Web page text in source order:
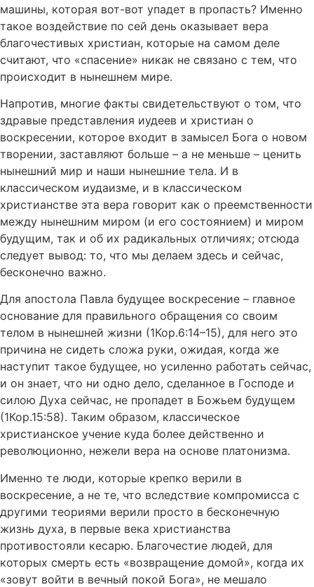
машины, которая вот-вот упадет в пропасть? Именно
такое воздействие по сей день оказывает вера
благочестивых христиан, которые на самом деле
считают, что «спасение» никак не связано с тем, что
происходит в нынешнем мире.
Напротив, многие факты свидетельствуют о том, что
здравые представления иудеев и христиан о
воскресении, которое входит в замысел Бога о новом
творении, заставляют больше – а не меньше – ценить
нынешний мир и наши нынешние тела. И в
классическом иудаизме, и в классическом
христианстве эта вера говорит как о преемственности
между нынешним миром (и его состоянием) и миром
будущим, так и об их радикальных отличиях; отсюда
следует вывод: то, что мы делаем здесь и сейчас,
бесконечно важно.
Для апостола Павла будущее воскресение – главное
основание для правильного обращения со своим
телом в нынешней жизни (1Кор.6:14–15), для него это
причина не сидеть сложа руки, ожидая, когда же
наступит такое будущее, но усиленно работать сейчас,
и он знает, что ни одно дело, сделанное в Господе и
силою Духа сейчас, не пропадет в Божьем будущем
(1Кор.15:58). Таким образом, классическое
христианское учение куда более действенно и
революционно, нежели вера на основе платонизма.
Именно те люди, которые крепко верили в
воскресение, а не те, что вследствие компромисса с
другими теориями верили просто в бесконечную
жизнь духа, в первые века христианства
противостояли кесарю. Благочестие людей, для
которых смерть есть «возвращение домой», когда их
«зовут войти в вечный покой Бога», не мешало